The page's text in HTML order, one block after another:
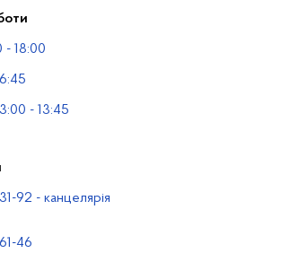
організації
- 18:00
- 13:45
92 - канцелярія
46